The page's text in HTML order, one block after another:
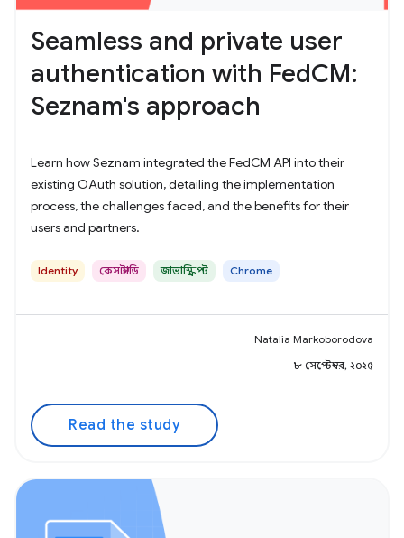
Seamless and private user
authentication with FedCM:
Seznam's approach
Learn how Seznam integrated the FedCM API into their
existing OAuth solution, detailing the implementation
process, the challenges faced, and the benefits for their
users and partners.
Identity কেস স্টাডি জাভাস্ক্রিপ্ট Chrome
Natalia Markoborodova
৮ সেপ্টেম্বর, ২০২৫
Read the study